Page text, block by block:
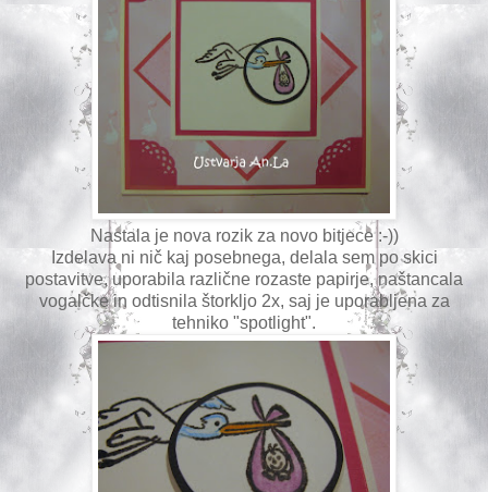
Nastala je nova rozik za novo bitjece :-))
Izdelava ni nič kaj posebnega, delala sem po skici
postavitve, uporabila različne rozaste papirje, naštancala
vogalčke in odtisnila štorkljo 2x, saj je uporabljena za
tehniko "spotlight".